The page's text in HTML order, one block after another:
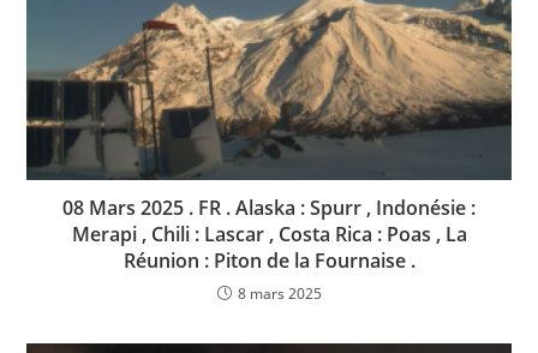
08 Mars 2025 . FR . Alaska : Spurr , Indonésie :
Merapi , Chili : Lascar , Costa Rica : Poas , La
Réunion : Piton de la Fournaise .
8 mars 2025